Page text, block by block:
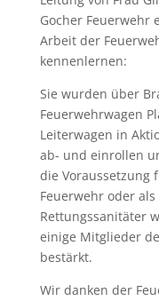
Gocher Feuerwehr
Arbeit der
kennenlernen:
Sie wurden über
Feuerwehrwagen
Leiterwagen in
ab- und einrollen
die Voraussetzung
Feuerwehr oder
Rettungssanitäter
einige Mitglieder
bestärkt.
Wir danken der